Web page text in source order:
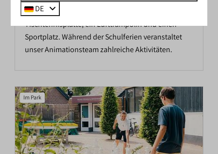
Für die Kinder gibt es Spielgeräte, eine
Tischtennisplatte, ein Lufttrampolin und einen
Sportplatz. Während der Schulferien veranstaltet
unser Animationsteam zahlreiche Aktivitäten.
Im Park
DE